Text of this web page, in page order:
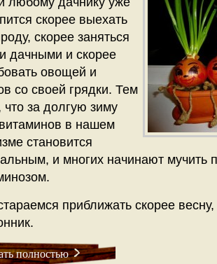
скорее выехать
скорее заняться
дачными и скорее
овощей и
со своей грядки. Тем
что за долгую зиму
в нашем
становится
и многих начинают мучить
приближать скорее
полностью